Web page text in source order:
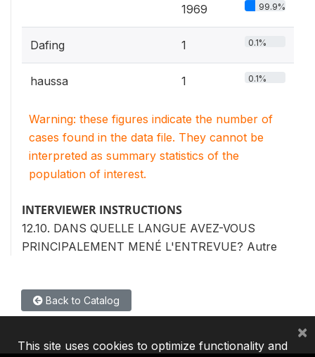
1969 99.9%
Dafing 1 0.1%
haussa 1 0.1%
Warning: these figures indicate the number of
cases found in the data file. They cannot be
interpreted as summary statistics of the
population of interest.
INTERVIEWER INSTRUCTIONS
12.10. DANS QUELLE LANGUE AVEZ-VOUS
PRINCIPALEMENT MENÉ L'ENTREVUE? Autre
Back to Catalog
This site uses cookies to optimize functionality and
×